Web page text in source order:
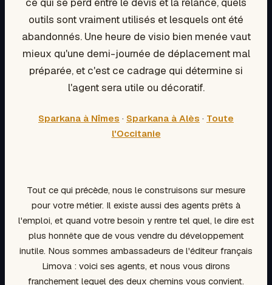
outils sont vraiment utilisés et lesquels ont été
abandonnés. Une heure de visio bien menée vaut
mieux qu'une demi-journée de déplacement mal
préparée, et c'est ce cadrage qui détermine si
l'agent sera utile ou décoratif.
Sparkana à Nîmes · Sparkana à Alès · Toute
l'Occitanie
Tout ce qui précède, nous le construisons sur mesure
pour votre métier. Il existe aussi des agents prêts à
l'emploi, et quand votre besoin y rentre tel quel, le dire est
plus honnête que de vous vendre du développement
inutile. Nous sommes ambassadeurs de l'éditeur français
Limova : voici ses agents, et nous vous dirons
franchement lequel des deux chemins vous convient.